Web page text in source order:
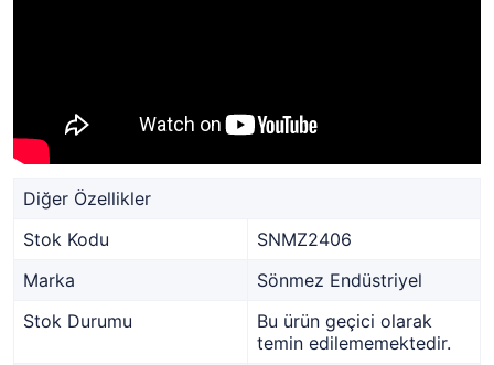
Diğer Özellikler
Stok Kodu
SNMZ2406
Marka
Sönmez Endüstriyel
Stok Durumu
Bu ürün geçici olarak
temin edilememektedir.